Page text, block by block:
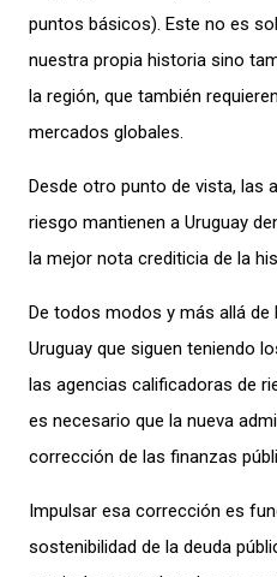
puntos básicos). Este no es
nuestra propia historia sino
la región, que también
mercados globales.
Desde otro punto de vista, las
riesgo mantienen a Uruguay
la mejor nota crediticia de la
De todos modos y más allá
Uruguay que siguen teniendo
las agencias calificadoras de
es necesario que la nueva
corrección de las finanzas
Impulsar esa corrección es
sostenibilidad de la deuda